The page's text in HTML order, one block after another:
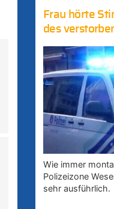
Frau hörte
des
Wie immer
Polizeizone
sehr ausführlich.